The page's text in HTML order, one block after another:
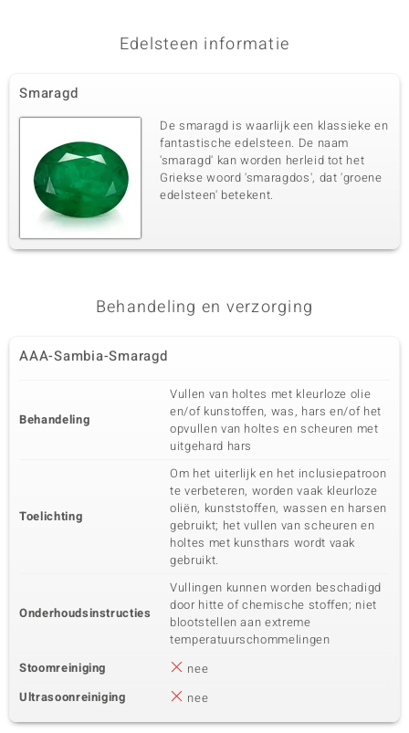
Edelsteen informatie
Smaragd
De smaragd is waarlijk een klassieke en
fantastische edelsteen. De naam
'smaragd' kan worden herleid tot het
Griekse woord 'smaragdos', dat 'groene
edelsteen' betekent.
Behandeling en verzorging
AAA-Sambia-Smaragd
Behandeling
Vullen van holtes met kleurloze olie
en/of kunstoffen, was, hars en/of het
opvullen van holtes en scheuren met
uitgehard hars
Toelichting
Om het uiterlijk en het inclusiepatroon
te verbeteren, worden vaak kleurloze
oliën, kunststoffen, wassen en harsen
gebruikt; het vullen van scheuren en
holtes met kunsthars wordt vaak
gebruikt.
Onderhoudsinstructies
Vullingen kunnen worden beschadigd
door hitte of chemische stoffen; niet
blootstellen aan extreme
temperatuurschommelingen
Stoomreiniging
nee
Ultrasoonreiniging
nee